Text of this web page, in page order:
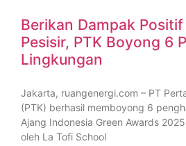
Berikan Dampak
Pesisir, PTK Boyong 6
Lingkungan
Jakarta, ruangenergi.com – PT
(PTK) berhasil memboyong 6
Ajang Indonesia Green Awards
oleh La Tofi School